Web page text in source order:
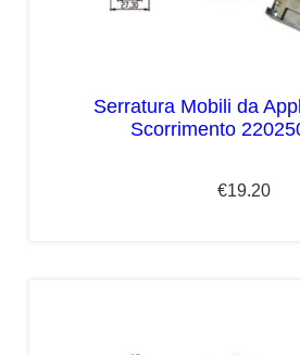
Serratura Mobili da
Scorrimento
€19.20